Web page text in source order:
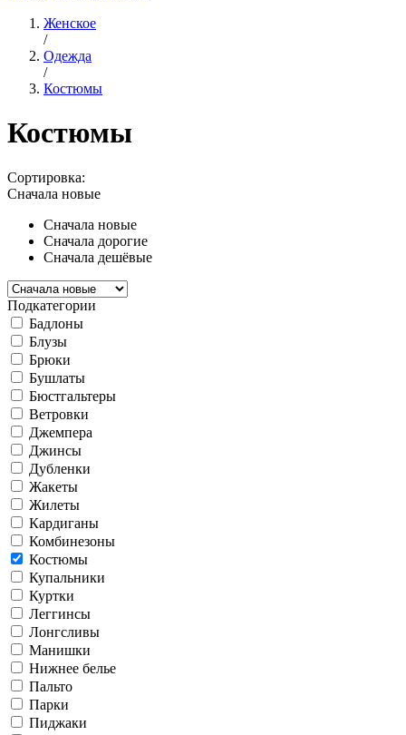
Женское
/
Одежда
/
Костюмы
Костюмы
Сортировка:
Сначала новые
Сначала новые
Сначала дорогие
Сначала дешёвые
Подкатегории
Бадлоны
Блузы
Брюки
Бушлаты
Бюстгальтеры
Ветровки
Джемпера
Джинсы
Дубленки
Жакеты
Жилеты
Кардиганы
Комбинезоны
Костюмы
Купальники
Куртки
Леггинсы
Лонгсливы
Манишки
Нижнее белье
Пальто
Парки
Пиджаки